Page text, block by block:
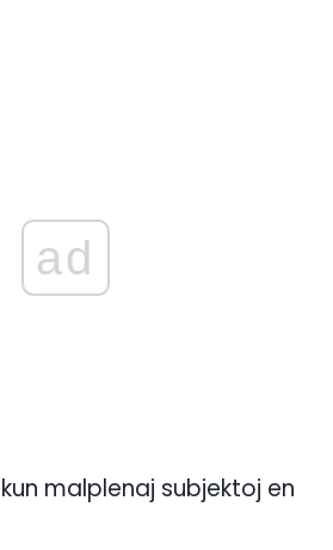
ad
malplenaj subjektoj en